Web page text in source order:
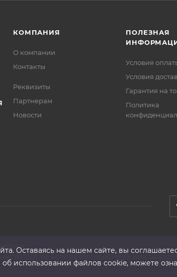
КОМПАНИЯ
О компании
Контакты
Реквизиты
Партнерам
Новости
ПОЛЕЗНАЯ
Условия
Условия
Гарантия на
Политика
,Р/с 40702810302500019939, БИК
Оставаясь на нашем сайте, вы
использовании файлов cookie, можете